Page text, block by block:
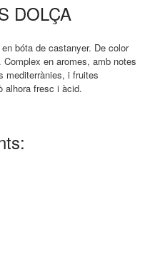
DOLÇA
bóta de castanyer. De color
en aromes, amb notes
mediterrànies, i fruites
alhora fresc i àcid.